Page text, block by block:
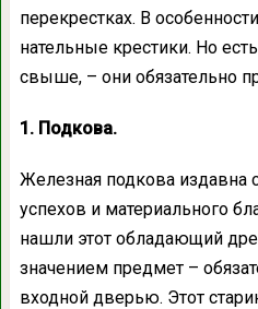
перекрестках. В
нательные крестики. Но
свыше, – они обязательно
1. Подкова.
Железная подкова издавна
успехов и материального
нашли этот обладающий
значением предмет –
входной дверью. Этот